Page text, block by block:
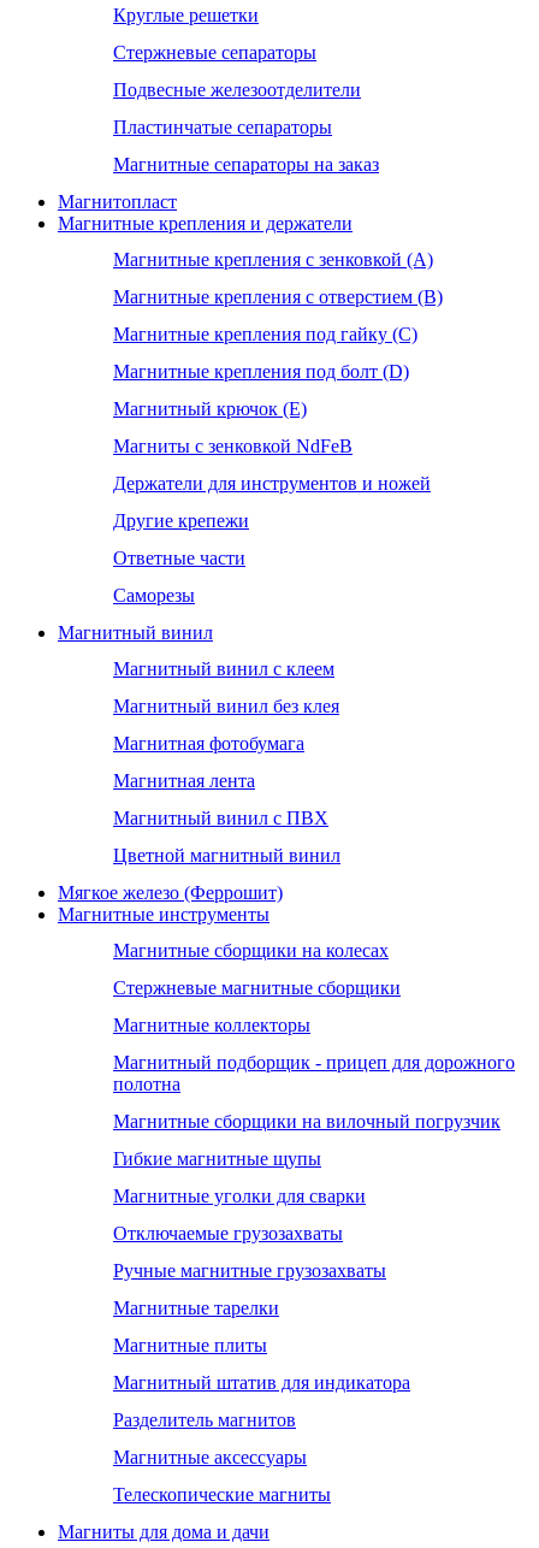
Круглые решетки
Стержневые сепараторы
Подвесные железоотделители
Пластинчатые сепараторы
Магнитные сепараторы на заказ
Магнитопласт
Магнитные крепления и держатели
Магнитные крепления с зенковкой (А)
Магнитные крепления с отверстием (В)
Магнитные крепления под гайку (С)
Магнитные крепления под болт (D)
Магнитный крючок (Е)
Магниты с зенковкой NdFeB
Держатели для инструментов и ножей
Другие крепежи
Ответные части
Саморезы
Магнитный винил
Магнитный винил с клеем
Магнитный винил без клея
Магнитная фотобумага
Магнитная лента
Магнитный винил с ПВХ
Цветной магнитный винил
Мягкое железо (Феррошит)
Магнитные инструменты
Магнитные сборщики на колесах
Стержневые магнитные сборщики
Магнитные коллекторы
Магнитный подборщик - прицеп для дорожного
полотна
Магнитные сборщики на вилочный погрузчик
Гибкие магнитные щупы
Магнитные уголки для сварки
Отключаемые грузозахваты
Ручные магнитные грузозахваты
Магнитные тарелки
Магнитные плиты
Магнитный штатив для индикатора
Разделитель магнитов
Магнитные аксессуары
Телескопические магниты
Магниты для дома и дачи